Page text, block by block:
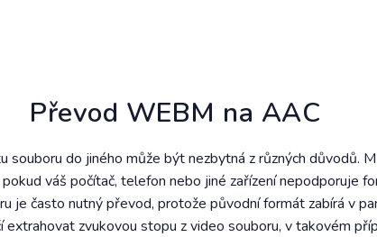
Převod WEBM na AAC
souboru do jiného může být nezbytná z různých důvodů.
váš počítač, telefon nebo jiné zařízení nepodporuje
je často nutný převod, protože původní formát zabírá v
extrahovat zvukovou stopu z video souboru, v takovém